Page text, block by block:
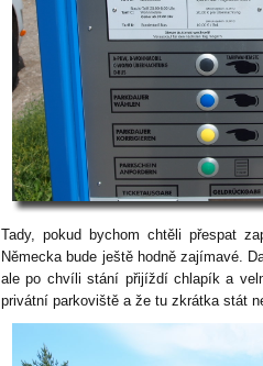
Tady, pokud bychom chtěli přespat
Německa bude ještě hodně zajímavé.
ale po chvíli stání přijíždí chlapík a
privátní parkoviště a že tu zkrátka stát